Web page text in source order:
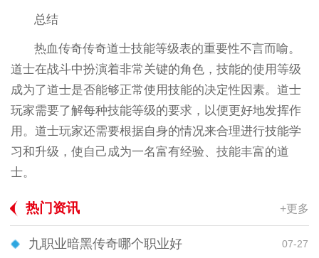
总结
热血传奇传奇道士技能等级表的重要性不言而喻。
道士在战斗中扮演着非常关键的角色，技能的使用等级
成为了道士是否能够正常使用技能的决定性因素。道士
玩家需要了解每种技能等级的要求，以便更好地发挥作
用。道士玩家还需要根据自身的情况来合理进行技能学
习和升级，使自己成为一名富有经验、技能丰富的道
士。
热门资讯 +更多
九职业暗黑传奇哪个职业好 07-27